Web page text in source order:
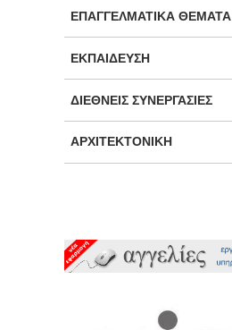
ΕΠΑΓΓΕΛΜΑΤΙΚΆ ΘΈΜΑΤΑ
ΕΚΠΑΊΔΕΥΣΗ
ΔΙΕΘΝΕΊΣ ΣΥΝΕΡΓΑΣΊΕΣ
ΑΡΧΙΤΕΚΤΟΝΙΚΉ